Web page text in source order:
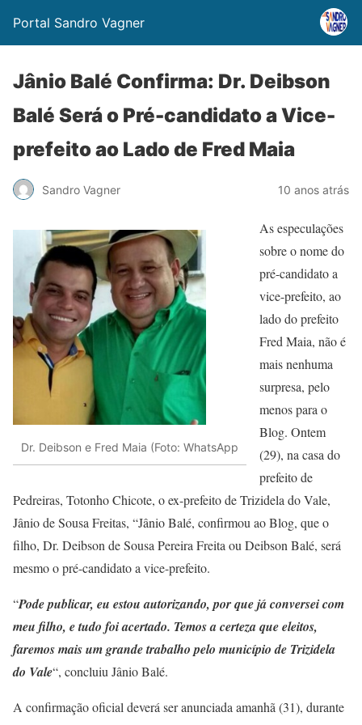
Portal Sandro Vagner
Jânio Balé Confirma: Dr. Deibson
Balé Será o Pré-candidato a Vice-
prefeito ao Lado de Fred Maia
Sandro Vagner 10 anos atrás
Dr. Deibson e Fred Maia (Foto: WhatsApp
As especulações
sobre o nome do
pré-candidato a
vice-prefeito, ao
lado do prefeito
Fred Maia, não é
mais nenhuma
surpresa, pelo
menos para o
Blog. Ontem
(29), na casa do
prefeito de
Pedreiras, Totonho Chicote, o ex-prefeito de Trizidela do Vale,
Jânio de Sousa Freitas, “Jânio Balé, confirmou ao Blog, que o
filho, Dr. Deibson de Sousa Pereira Freita ou Deibson Balé, será
mesmo o pré-candidato a vice-prefeito.
“Pode publicar, eu estou autorizando, por que já conversei com
meu filho, e tudo foi acertado. Temos a certeza que eleitos,
faremos mais um grande trabalho pelo município de Trizidela
do Vale“, concluiu Jânio Balé.
A confirmação oficial deverá ser anunciada amanhã (31), durante